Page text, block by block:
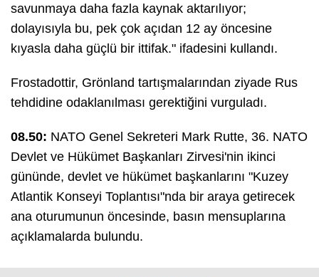
savunmaya daha fazla kaynak aktarılıyor;
dolayısıyla bu, pek çok açıdan 12 ay öncesine
kıyasla daha güçlü bir ittifak." ifadesini kullandı.
Frostadottir, Grönland tartışmalarından ziyade Rus
tehdidine odaklanılması gerektiğini vurguladı.
08.50: NATO Genel Sekreteri Mark Rutte, 36.⁠ ⁠NATO
Devlet ve Hükümet Başkanları Zirvesi'nin ikinci
gününde, devlet ve hükümet başkanlarını "Kuzey
Atlantik Konseyi Toplantısı"nda bir araya getirecek
ana oturumunun öncesinde, basın mensuplarına
açıklamalarda bulundu.